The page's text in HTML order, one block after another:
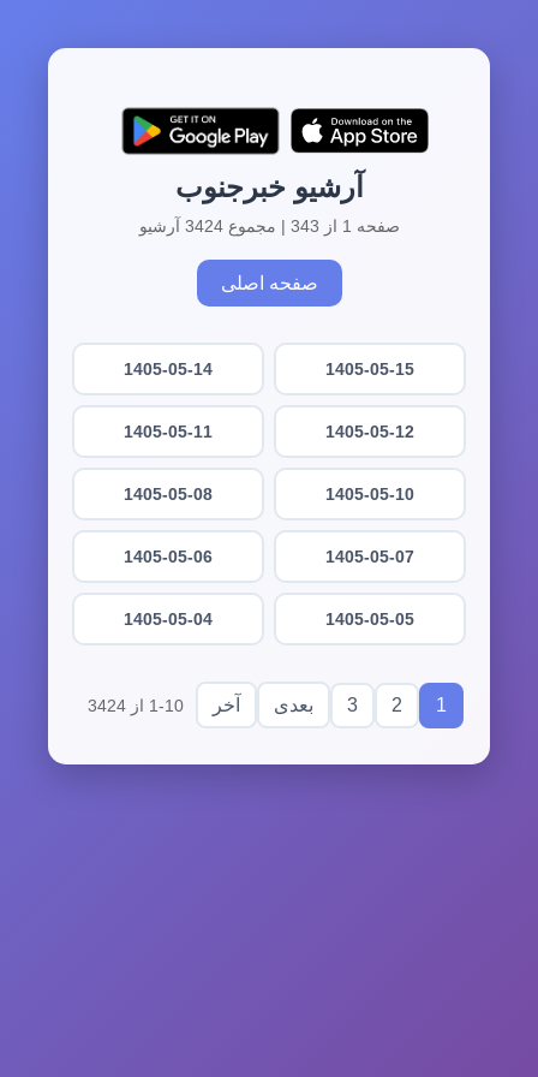
آرشیو خبرجنوب
صفحه 1 از 343 | مجموع 3424 آرشیو
صفحه اصلی
1405-05-15
1405-05-14
1405-05-12
1405-05-11
1405-05-10
1405-05-08
1405-05-07
1405-05-06
1405-05-05
1405-05-04
1
2
3 بعدی آخر 1-10 از 3424